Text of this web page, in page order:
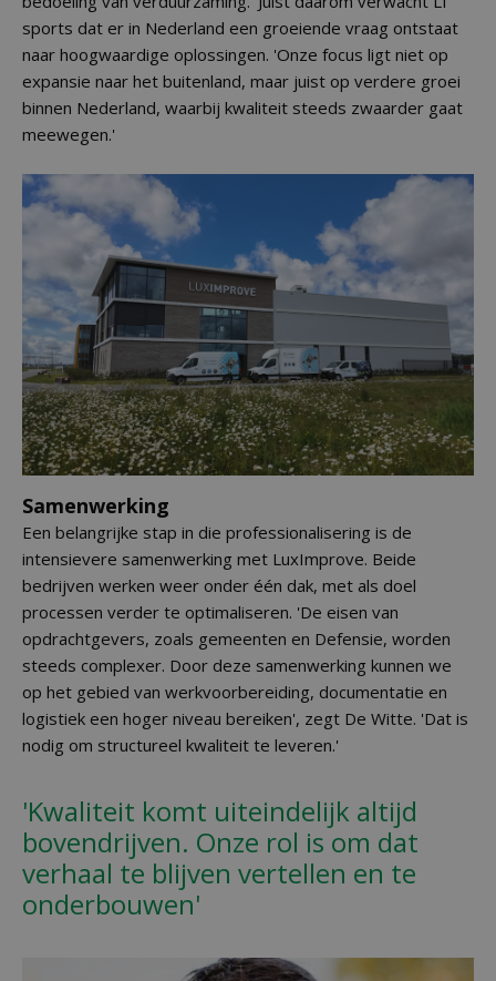
sports dat er in Nederland een groeiende vraag ontstaat
naar hoogwaardige oplossingen. 'Onze focus ligt niet op
expansie naar het buitenland, maar juist op verdere groei
binnen Nederland, waarbij kwaliteit steeds zwaarder gaat
meewegen.'
Samenwerking
Een belangrijke stap in die professionalisering is de
intensievere samenwerking met LuxImprove. Beide
bedrijven werken weer onder één dak, met als doel
processen verder te optimaliseren. 'De eisen van
opdrachtgevers, zoals gemeenten en Defensie, worden
steeds complexer. Door deze samenwerking kunnen we
op het gebied van werkvoorbereiding, documentatie en
logistiek een hoger niveau bereiken', zegt De Witte. 'Dat is
nodig om structureel kwaliteit te leveren.'
'Kwaliteit komt uiteindelijk altijd
bovendrijven. Onze rol is om dat
verhaal te blijven vertellen en te
onderbouwen'